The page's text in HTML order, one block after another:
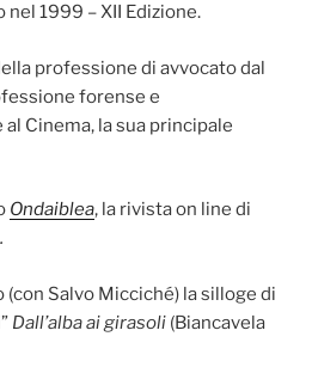
1999 – XII Edizione.
professione di avvocato dal
forense e
Cinema, la sua principale
Ondaiblea, la rivista on line di
.
Salvo Micciché) la silloge di
Dall’alba ai girasoli (Biancavela